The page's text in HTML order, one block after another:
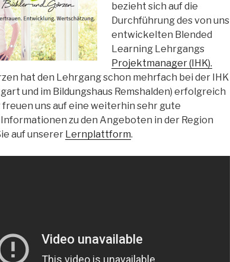
bezieht sich auf die
Durchführung des von uns
entwickelten Blended
Learning Lehrgangs
Projektmanager (IHK).
hat den Lehrgang schon mehrfach bei der IHK
und im Bildungshaus Remshalden) erfolgreich
uns auf eine weiterhin sehr gute
zu den Angeboten in der Region
auf unserer Lernplattform.